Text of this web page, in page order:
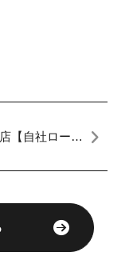
【自社ローン
い